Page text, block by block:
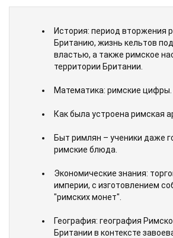
История: период вторжения
Британию, жизнь кельтов
властью, а также римское
территории Британии.
Математика: римские цифры.
Как была устроена римская
Быт римлян – ученики даже
римские блюда.
Экономические знания:
империи, с изготовлением
"римских монет".
География: география
Британии в контексте